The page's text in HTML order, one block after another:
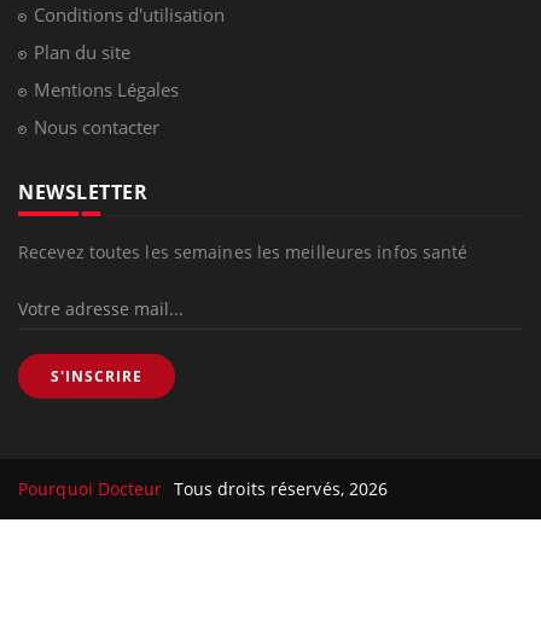
Conditions d'utilisation
Plan du site
Mentions Légales
Nous contacter
NEWSLETTER
Recevez toutes les semaines les meilleures infos santé
S'INSCRIRE
Pourquoi Docteur Tous droits réservés, 2026